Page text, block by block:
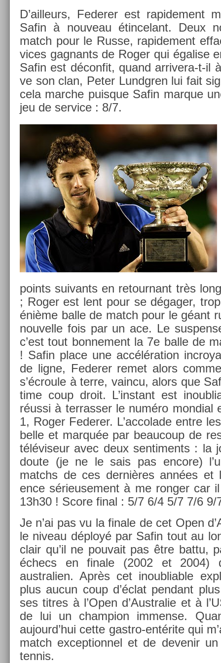
D’ail­leurs, Feder­er est rapide­ment
Safin à nouveau étin­celant. Deux
match pour le Russe, rapide­ment
vices gag­nants de Roger qui égal­ise
Safin est décon­fit, quand arrivera-t-il
ve son clan, Peter Lundgr­en lui fait
cela marche puis­que Safin mar­que
jeu de ser­vice : 8/7.
points suivants en re­tour­nant très
; Roger est lent pour se dégager,
énième balle de match pour le géant
nouvel­le fois par un ace. Le
c’est tout bon­ne­ment la 7e balle de
! Safin place une accéléra­tion
de ligne, Feder­er remet alors
s’écroule à terre, vain­cu, alors que
time coup droit. L’instant est
réussi à ter­rass­er le numéro mon­di­al
1, Roger Feder­er. L’ac­colade entre
belle et marquée par be­aucoup de
téléviseur avec deux sen­ti­ments : la
doute (je ne le sais pas en­core)
matchs de ces dernières années
ence sérieuse­ment à me rong­er car
13h30 ! Score final : 5/7 6/4 5/7 7/6 9/
Je n’ai pas vu la fin­ale de cet Open
le niveau déployé par Safin tout au
clair qu’il ne pouvait pas être battu,
échecs en fin­ale (2002 et 2004)
australi­en. Après cet in­oub­li­able
plus aucun coup d’éclat pen­dant
ses tit­res à l’Open d’Australie et à
de lui un champ­ion im­men­se.
aujourd’hui cette gastro-entérite qui
match ex­cep­tion­nel et de de­venir
ten­nis.